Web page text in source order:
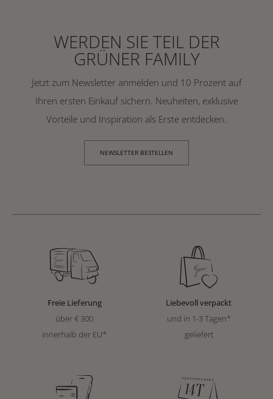
WERDEN SIE TEIL DER
GRÜNER FAMILY
Jetzt zum Newsletter anmelden und 10 Prozent auf
Ihren ersten Einkauf sichern. Neuheiten, exklusive
Vorteile und Inspiration als Erste entdecken.
NEWSLETTER BESTELLEN
Freie Lieferung
über € 300
innerhalb der EU*
Liebevoll verpackt
und in 1-3 Tagen*
geliefert